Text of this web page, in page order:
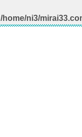
/home/ni3/